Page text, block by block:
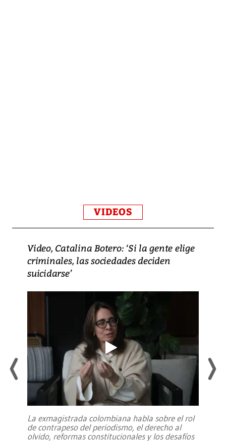
VIDEOS
Video, Catalina Botero: ‘Si la gente elige
criminales, las sociedades deciden
suicidarse’
La exmagistrada colombiana habla sobre el rol
de contrapeso del periodismo, el derecho al
olvido, reformas constitucionales y los desafíos